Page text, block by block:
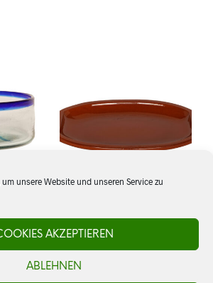
unsere Website und unseren Service zu
AKZEPTIEREN
ABLEHNEN
Teller oval, # 3
CHF16.50